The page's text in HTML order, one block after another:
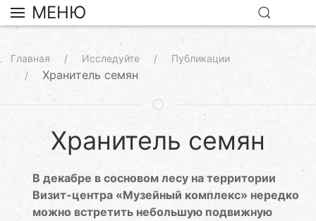
МЕНЮ
Главная Исследуйте Публикации
Хранитель семян
Хранитель семян
В декабре в сосновом лесу на территории
Визит-центра «Музейный комплекс» нередко
можно встретить небольшую подвижную